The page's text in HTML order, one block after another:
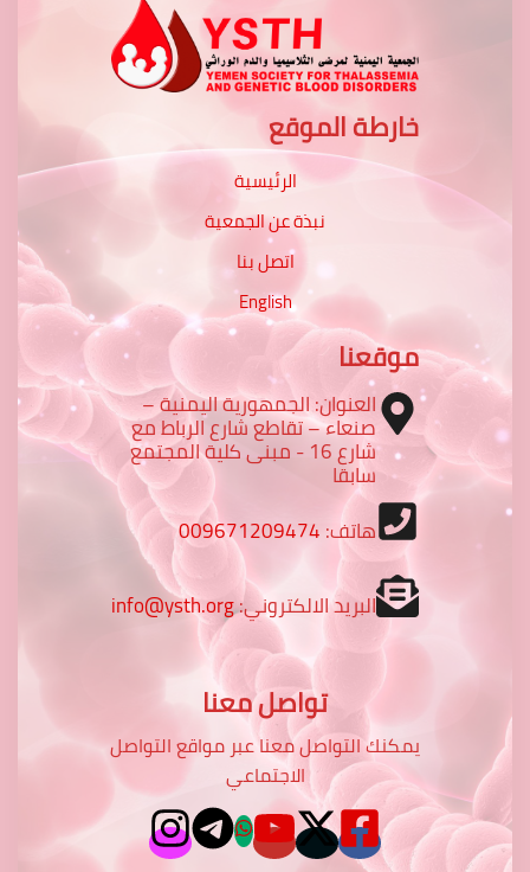
خارطة الموقع
الرئيسية
نبذة عن الجمعية
اتصل بنا
English
موقعنا
العنوان: الجمهورية اليمنية –
صنعاء – تقاطع شارع الرباط مع
شارع 16 - مبنى كلية المجتمع
سابقا
هاتف:009671209474
البريد الالكتروني:info@ysth.org
تواصل معنا
يمكنك التواصل معنا عبر مواقع التواصل
الاجتماعي